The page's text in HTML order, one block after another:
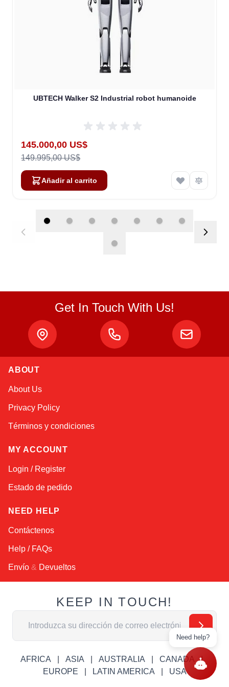
UBTECH Walker S2 Industrial robot humanoide
Special Price
145.000,00 US$
149.995,00 US$
Añadir al carrito
Get In Touch With Us!
ABOUT
About Us
Privacy Policy
Términos y condiciones
MY ACCOUNT
Login / Register
Estado de pedido
NEED HELP
Contáctenos
Help / FAQs
Envío & Devueltos
KEEP IN TOUCH!
Dirección de email
AFRICA ASIA AUSTRALIA
CANADA
EUROPE
LATIN AMERICA USA
Need help?